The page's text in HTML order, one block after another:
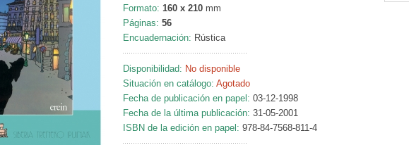
Formato: 160 x 210 mm
Páginas: 56
Encuadernación: Rústica
Disponibilidad: No disponible
Situación en catálogo: Agotado
Fecha de publicación en papel: 03-12-1998
Fecha de la última publicación: 31-05-2001
ISBN de la edición en papel: 978-84-7568-811-4